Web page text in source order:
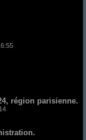
région parisienne.